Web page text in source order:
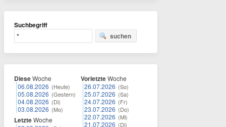
Suchbegriff
suchen
DieseWoche
06.08.2026 (Heute)
05.08.2026 (Gestern)
04.08.2026 (Di)
03.08.2026 (Mo)
LetzteWoche
VorletzteWoche
26.07.2026 (So)
25.07.2026 (Sa)
24.07.2026 (Fr)
23.07.2026 (Do)
22.07.2026 (Mi)
21.07.2026 (Di)